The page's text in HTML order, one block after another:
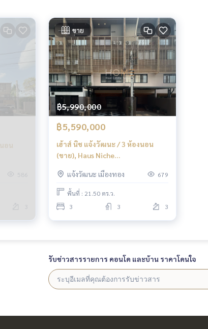
อน
586
ขาย
฿5,990,000
฿5,590,000
เฮ้าส์ นิช แจ้งวัฒนะ / 3 ห้องนอน
(ขาย), Haus Niche
(FOR SALE) BNS098
แจ้งวัฒนะ เมืองทอง 679
พื้นที่ : 21.50 ตร.ว.
3
3 3
รับข่าวสารรายการ คอนโด และบ้าน ราคาโดนใจ